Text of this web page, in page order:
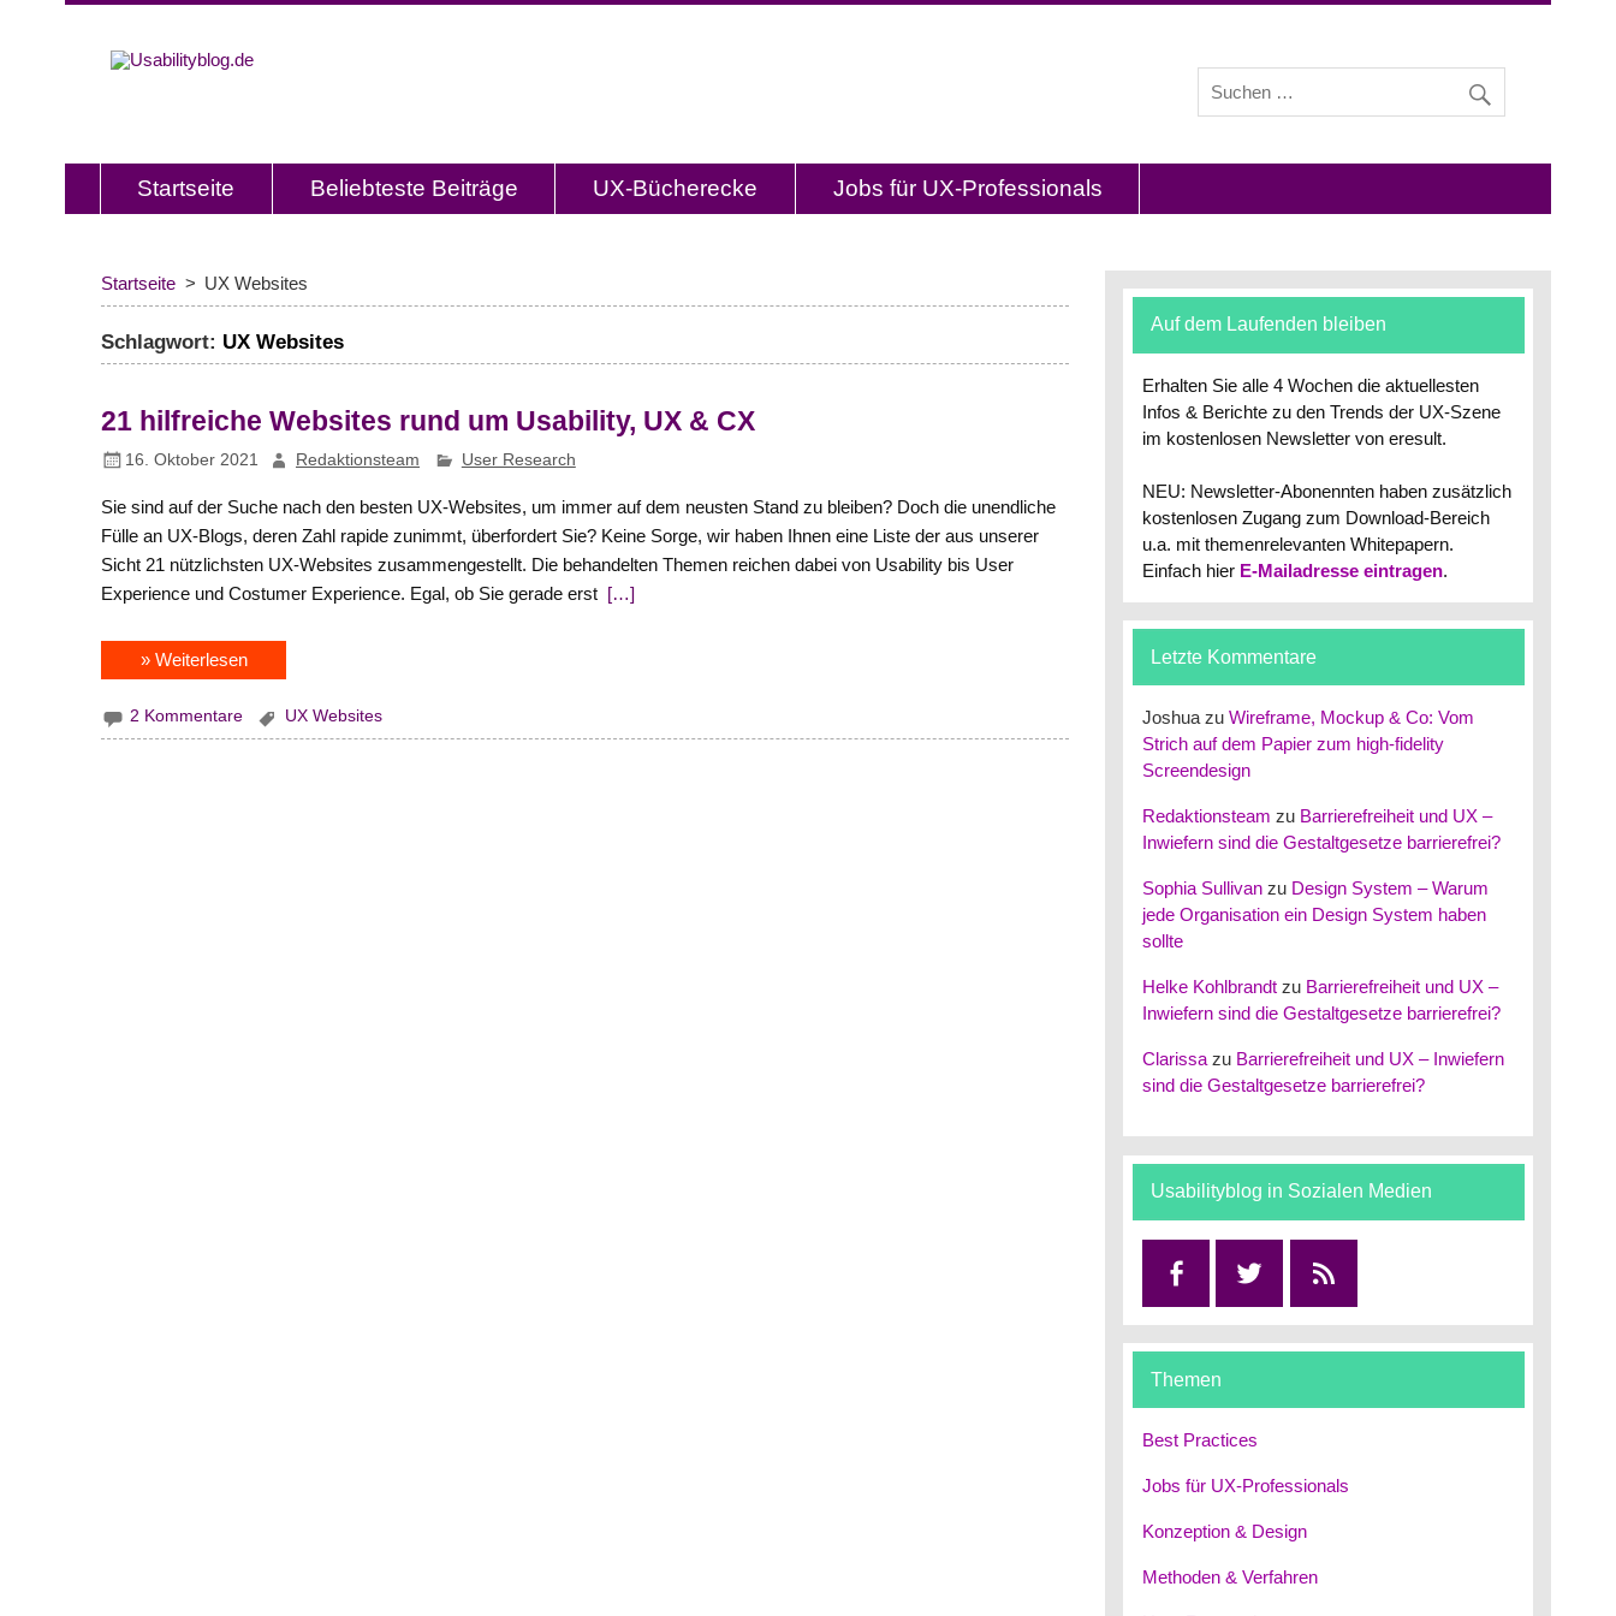
Usabilityblog ist ein Wissensportal mit Studien, Methodenbeschreibungen, Praxistipps und Interviews mit Experten zu den Themen
Startseite Beliebteste Beiträge UX-Bücherecke Jobs für UX-Professionals
Startseite UX Websites
Schlagwort: UX Websites
21 hilfreiche Websites rund um Usability, UX & CX
16. Oktober 2021 Redaktionsteam User Research
Sie sind auf der Suche nach den besten UX-Websites, um immer auf dem neusten Stand zu bleiben? Doch die unendliche
Fülle an UX-Blogs, deren Zahl rapide zunimmt, überfordert Sie? Keine Sorge, wir haben Ihnen eine Liste der aus unserer
Sicht 21 nützlichsten UX-Websites zusammengestellt. Die behandelten Themen reichen dabei von Usability bis User
Experience und Costumer Experience. Egal, ob Sie gerade erst […]
» Weiterlesen
2 Kommentare UX Websites
Auf dem Laufenden bleiben
Erhalten Sie alle 4 Wochen die aktuellesten
Infos & Berichte zu den Trends der UX-Szene
im kostenlosen Newsletter von eresult.
NEU: Newsletter-Abonennten haben zusätzlich
kostenlosen Zugang zum Download-Bereich
u.a. mit themenrelevanten Whitepapern.
Einfach hier E-Mailadresse eintragen.
Letzte Kommentare
Joshuazu Wireframe, Mockup & Co: Vom
Strich auf dem Papier zum high-fidelity
Screendesign
Redaktionsteam zu Barrierefreiheit und UX –
Inwiefern sind die Gestaltgesetze barrierefrei?
Sophia Sullivanzu Design System – Warum
jede Organisation ein Design System haben
sollte
Helke Kohlbrandtzu Barrierefreiheit und UX –
Inwiefern sind die Gestaltgesetze barrierefrei?
Clarissazu Barrierefreiheit und UX – Inwiefern
sind die Gestaltgesetze barrierefrei?
Usabilityblog in Sozialen Medien
Themen
Best Practices
Jobs für UX-Professionals
Konzeption & Design
Methoden & Verfahren